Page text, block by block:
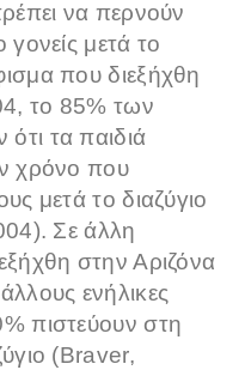
να περνούν
μετά το
που διεξήχθη
το 85% των
τα παιδιά
χρόνο που
μετά το διαζύγιο
Σε άλλη
στην Αριζόνα
ενήλικες
πιστεύουν στη
(Braver,